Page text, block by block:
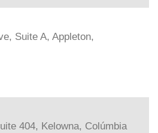
Suite A, Appleton,
404, Kelowna, Colúmbia